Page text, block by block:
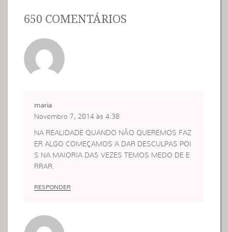
650 COMENTÁRIOS
maria
Novembro 7, 2014 às 4:38
NA REALIDADE QUANDO NÃO QUEREMOS FAZ
ER ALGO COMEÇAMOS A DAR DESCULPAS POI
S NA MAIORIA DAS VEZES TEMOS MEDO DE E
RRAR.
RESPONDER